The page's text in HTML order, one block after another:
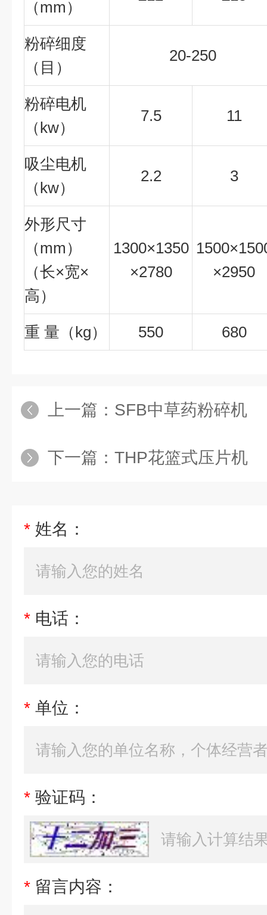
（mm）
粉碎细度
（目）
20-250
粉碎电机
（kw）
7.5 11
吸尘电机
（kw）
2.2 3
外形尺寸
（mm）
（长×宽×
高）
1300×1350
×2780
×2950
重 量（kg） 550 680
上一篇： SFB中草药粉碎机
下一篇： THP花篮式压片机
* 姓名：
* 电话：
* 单位：
* 验证码：
* 留言内容：